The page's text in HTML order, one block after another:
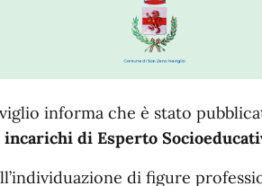
informa che è stato
incarichi di Esperto
di figure